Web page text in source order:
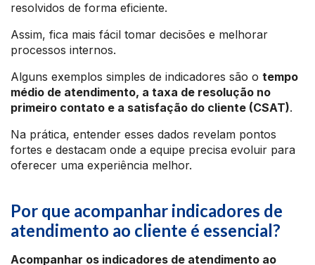
resolvidos de forma eficiente.
Assim, fica mais fácil tomar decisões e melhorar
processos internos.
Alguns exemplos simples de indicadores são o tempo
médio de atendimento, a taxa de resolução no
primeiro contato e a satisfação do cliente (CSAT).
Na prática, entender esses dados revelam pontos
fortes e destacam onde a equipe precisa evoluir para
oferecer uma experiência melhor.
Por que acompanhar indicadores de
atendimento ao cliente é essencial?
Acompanhar os indicadores de atendimento ao